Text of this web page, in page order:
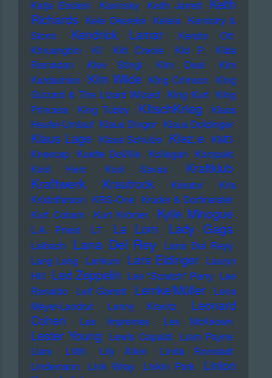
Katja Ebstein Kavinsky Keith Jarrett
Keith
Richards Kele Okereke Kelela Kemistry &
Storm
Kendrick Lamar
Kerstin Ott
Khruangbin
KI KId Creole KId P.
KIda
Ramadan
KIev Stingl KIm Deal
KIm
Kardashian KIm Wilde KIng Crimson KIng
Gizzard & The Lizard Wizard KIng Kurt KIng
Princess
KIng Tubby KItschKrieg
Klaas
Heufer-Umlauf Klaus Dinger Klaus Doldinger
Klaus Lage Klaus Schulze Klez.e KMD
Kneecap Koefte DeVille Kollegah Kompakt
Kool Herc
Kool Savas Kraftklub
Kraftwerk Krautrock Kreator
Kris
Kristofferson KRS-One Kruder & Dorfmeister
Kurt Cobain
Kurt Krömer Kylie Minogue
L.A. Priest L7 La Lom Lady Gaga
Laibach Lana Del Rey
Lana Del Reyy
Lang Lang Lankum Lars Eidinger Lauryn
Hill Led Zeppelin Lee "Scratch" Perry Lee
Ranaldo
Leif Garrett Lemke/Müller
Lena
Meyer-Landrut
Lenny Kravitz
Leonard
Cohen
Les Impremes Les McKeown
Lester Young Lewis Capaldi Liam Payne
Liars
Lilith Lily Allen
Linda Ronstadt
Lindemann
Link Wray Linkin Park
Linton